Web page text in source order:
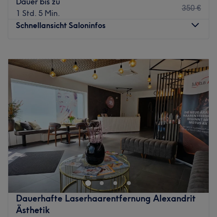
Stimmung.
Zurück zur Salonansicht
1 Std. 5 Min.
350 €
Schnellansicht Saloninfos
Dienstag
09:30
18:00
Mittwoch
09:30–18:00
Donnerstag
09:30–18:00
Freitag
10:00–19:00
08:00– 15:00
Sonntag
Geschlossen
Das Hautnah Kosmetik Institut ist im Herzen der Kölner
Südstadt. Es ist die Top-Adresse für alle, die eine
Professionelle Behandlung erleben wollen! Das Institut ist
weit über die Grenzen des Viertels hinaus für seine
hochprofessionelle Behandlungsweise und eine
außergewöhnlich beruhigende Atmosphäre bekannt. Bei
sanfter Entspannungsmusik genießen Kunden hier eine
Dauerhafte Laserhaarentfernung Alexandrit
Ästhetik